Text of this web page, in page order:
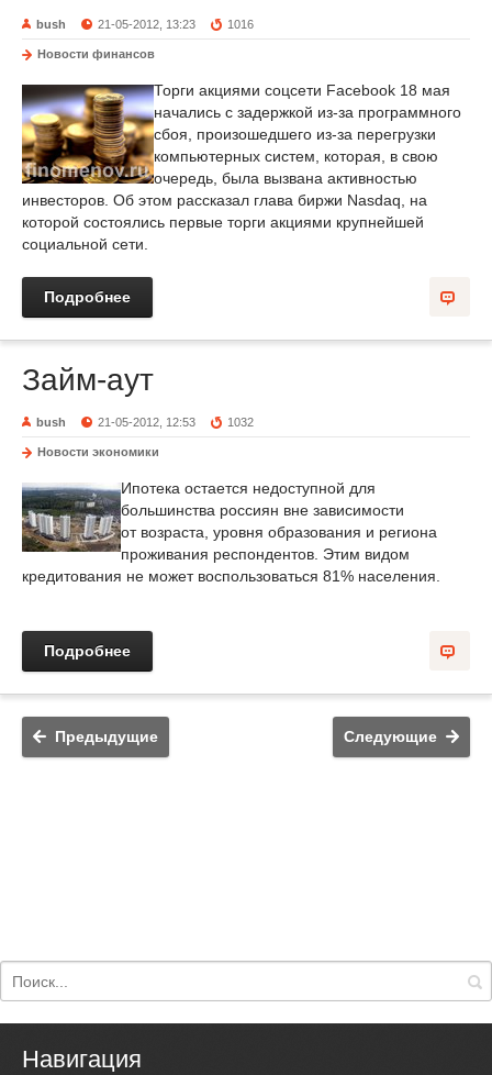
bush 21-05-2012, 13:23 1016
Новости финансов
Торги акциями соцсети Facebook 18 мая
начались с задержкой из-за программного
сбоя, произошедшего из-за перегрузки
компьютерных систем, которая, в свою
очередь, была вызвана активностью
инвесторов. Об этом рассказал глава биржи Nasdaq, на
которой состоялись первые торги акциями крупнейшей
социальной сети.
Подробнее
Займ-аут
bush 21-05-2012, 12:53 1032
Новости экономики
Ипотека остается недоступной для
большинства россиян вне зависимости
от возраста, уровня образования и региона
проживания респондентов. Этим видом
кредитования не может воспользоваться 81% населения.
Подробнее
Предыдущие Следующие
Навигация